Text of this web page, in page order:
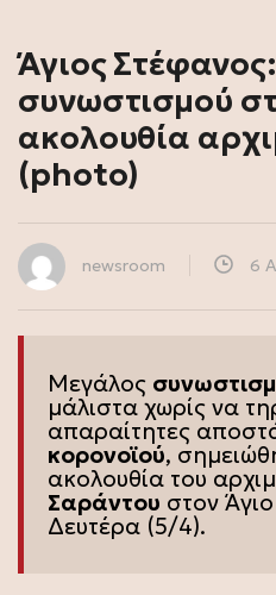
Άγιος
συνωστισμού
ακολουθία
(photo)
newsroom 6
Μεγάλος
μάλιστα χωρίς να
απαραίτητες
κορονοϊού,
ακολουθία του
Σαράντου στον
Δευτέρα (5/4).